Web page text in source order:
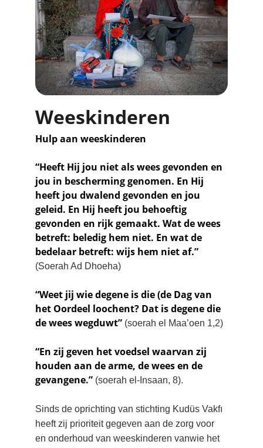
Weeskinderen
Hulp aan weeskinderen
“Heeft Hij jou niet als wees gevonden en
jou in bescherming genomen. En Hij
heeft jou dwalend gevonden en jou
geleid. En Hij heeft jou behoeftig
gevonden en rijk gemaakt. Wat de wees
betreft: beledig hem niet. En wat de
bedelaar betreft: wijs hem niet af.”
(Soerah Ad Dhoeha)
“Weet jij wie degene is die (de Dag van
het Oordeel loochent? Dat is degene die
de wees wegduwt” (soerah el Maa’oen 1,2)
“En zij geven het voedsel waarvan zij
houden aan de arme, de wees en de
gevangene.” (soerah el-Insaan, 8).
Sinds de oprichting van stichting Kudüs Vakfı
heeft zij prioriteit gegeven aan de zorg voor
en onderhoud van weeskinderen vanwie het